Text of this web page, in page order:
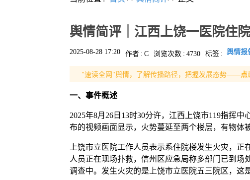
舆情简评｜江西上饶一医院住
2025-08-28 17:20 作者 : C 浏览次数 : 4730 标签 : 舆情报
"速读全网"舆情，了解传播路径，把握发展态势——点
一、事件概述
2025年8月26日13时30分许，江西上饶市119指挥
布的视频画面显示，火势蔓延至两个楼层，有物体
上饶市立医院工作人员表示系住院楼发生火灾，正
人员正在现场扑救，信州区应急局称多部门已到场
调查中。发生火灾的是上饶市立医院五三院区，这